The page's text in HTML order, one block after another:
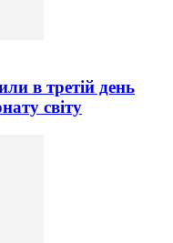
в третій день
світу